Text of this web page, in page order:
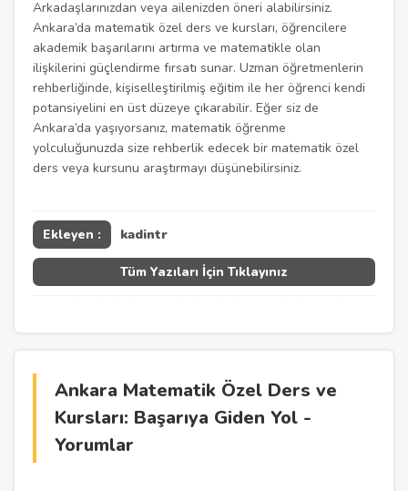
Arkadaşlarınızdan veya ailenizden öneri alabilirsiniz.
Ankara’da matematik özel ders ve kursları, öğrencilere
akademik başarılarını artırma ve matematikle olan
ilişkilerini güçlendirme fırsatı sunar. Uzman öğretmenlerin
rehberliğinde, kişiselleştirilmiş eğitim ile her öğrenci kendi
potansiyelini en üst düzeye çıkarabilir. Eğer siz de
Ankara’da yaşıyorsanız, matematik öğrenme
yolculuğunuzda size rehberlik edecek bir matematik özel
ders veya kursunu araştırmayı düşünebilirsiniz.
Ekleyen : kadintr
Tüm Yazıları İçin Tıklayınız
Ankara Matematik Özel Ders ve
Kursları: Başarıya Giden Yol -
Yorumlar